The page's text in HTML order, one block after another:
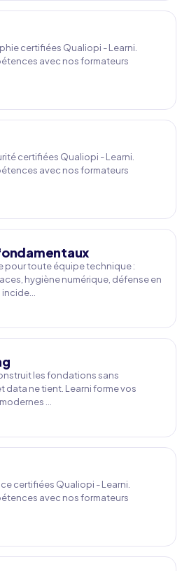
certifiées Qualiopi - Learni.
avec nos formateurs
certifiées Qualiopi - Learni.
avec nos formateurs
pour toute équipe technique :
hygiène numérique, défense en
les fondations sans
data ne tient. Learni forme vos
…
certifiées Qualiopi - Learni.
avec nos formateurs